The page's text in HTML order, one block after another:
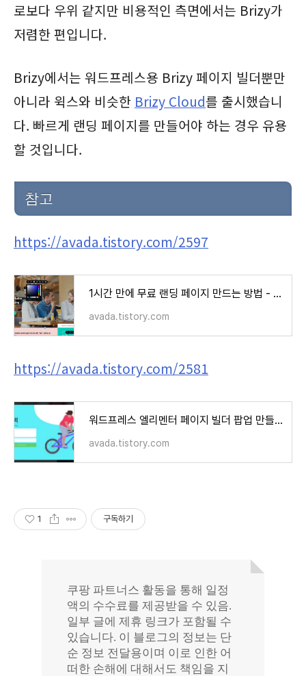
로보다 우위 같지만 비용적인 측면에서는 Brizy가
저렴한 편입니다.
Brizy에서는 워드프레스용 Brizy 페이지 빌더뿐만
아니라 윅스와 비슷한 Brizy Cloud를 출시했습니
다. 빠르게 랜딩 페이지를 만들어야 하는 경우 유용
할 것입니다.
참고
https://avada.tistory.com/2597
1시간 만에 무료 랜딩 페이지 만드는 방법 - Brizy Cloud
avada.tistory.com
https://avada.tistory.com/2581
워드프레스 엘리멘터 페이지 빌더 팝업 만들기
avada.tistory.com
1 구독하기